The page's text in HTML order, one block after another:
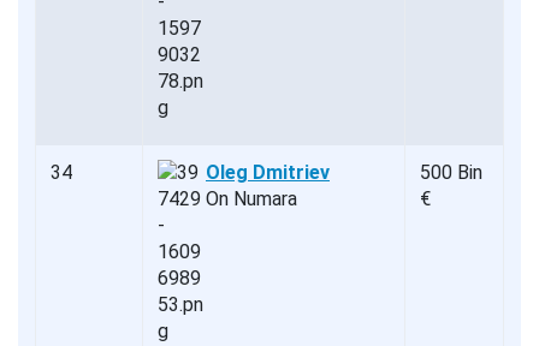
34
Oleg Dmitriev
On Numara
500 Bin
€